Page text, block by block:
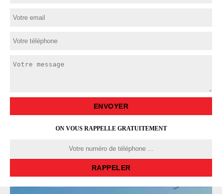
ON VOUS RAPPELLE GRATUITEMENT